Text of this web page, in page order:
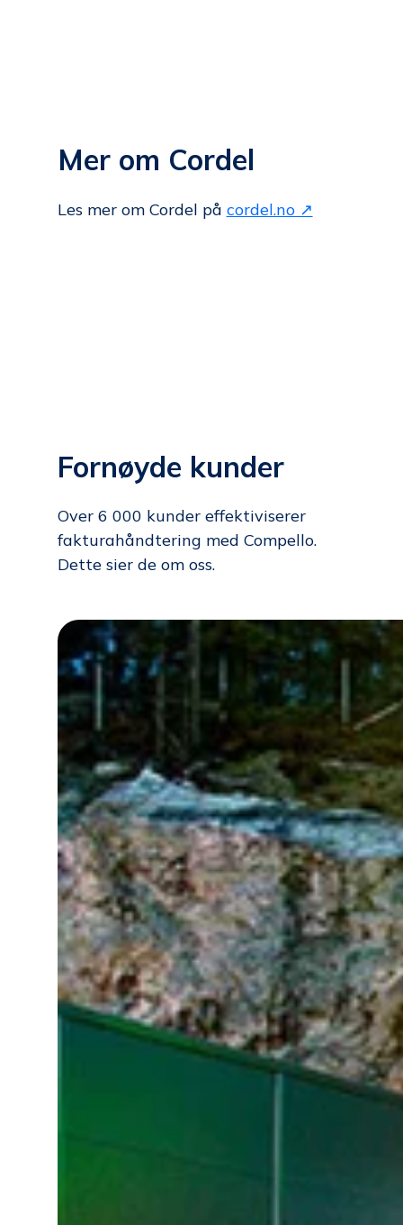
Mer om Cordel
Les mer om Cordel på cordel.no ↗
Fornøyde kunder
Over 6 000 kunder effektiviserer
faktura­håndtering med Compello.
Dette sier de om oss.